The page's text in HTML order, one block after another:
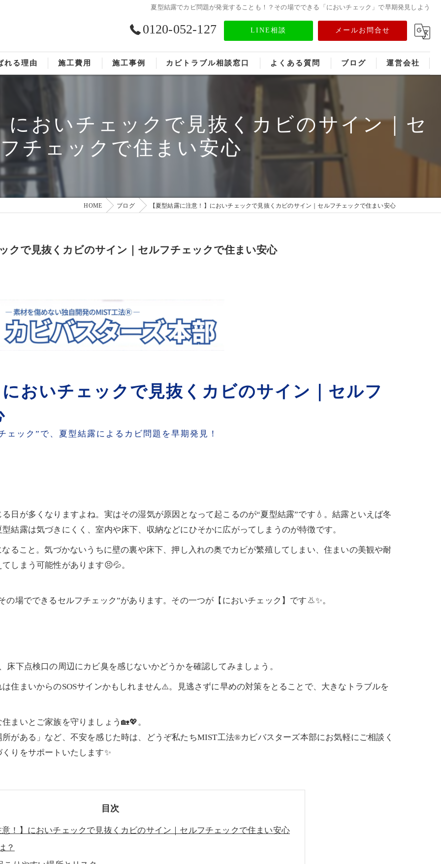
夏型結露でカビ問題が発覚することも！？その場でできる「においチェック」で早期発見しよう
0120-052-127 LINE相談 メールお問合せ
れる理由
工法®
頼の流れ
施工費用 施工事例 カビトラブル相談窓口 よくある質問 ブログ 運営会社
メディア情報
においチェックで見抜くカビのサイン｜セ
チェックで住まい安心
HOME ブログ 【夏型結露に注意！】においチェックで見抜くカビのサイン｜セルフチェックで住まい安心
クで見抜くカビのサイン｜セルフチェックで住まい安心
においチェックで見抜くカビのサイン｜セルフ
ック”で、夏型結露によるカビ問題を早期発見！
日が多くなりますよね。実はその湿気が原因となって起こるのが“夏型結露”です💧。結露といえば冬
結露は気づきにくく、室内や床下、収納などにひそかに広がってしまうのが特徴です。
ること。気づかないうちに壁の裏や床下、押し入れの奥でカビが繁殖してしまい、住まいの美観や耐
しまう可能性があります😣💦。
場でできるセルフチェック”があります。その一つが【においチェック】です👃✨。
床下点検口の周辺にカビ臭を感じないかどうかを確認してみましょう。
住まいからのSOSサインかもしれません⚠️。見逃さずに早めの対策をとることで、大きなトラブルを
まいとご家族を守りましょう🏡💖。
がある」など、不安を感じた時は、どうぞ私たちMIST工法®カビバスターズ本部にお気軽にご相談く
りをサポートいたします✨
目次
意！】においチェックで見抜くカビのサイン｜セルフチェックで住まい安心
？